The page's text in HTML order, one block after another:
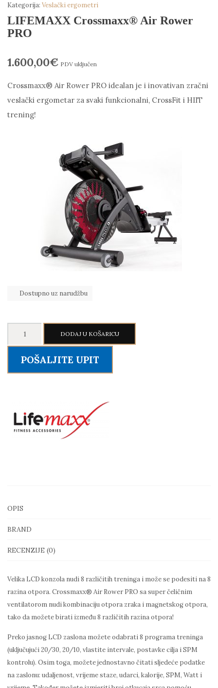
Kategorija: Veslački ergometri
LIFEMAXX Crossmaxx® Air Rower
PRO
1.600,00€ PDV uključen
Crossmaxx® Air Rower PRO idealan je i inovativan zračni
veslački ergometar za svaki funkcionalni, CrossFit i HIIT
trening!
Dostupno uz narudžbu
Crossmaxx®
Rower
DODAJ U KOŠARICU
POŠALJITE UPIT
OPIS
BRAND
RECENZIJE (0)
Velika LCD konzola nudi 8 različitih treninga i može se podesiti na 8
razina otpora. Crossmaxx® Air Rower PRO sa super čeličnim
ventilatorom nudi kombinaciju otpora zraka i magnetskog otpora,
tako da možete birati između 8 različitih razina otpora!
Preko jasnog LCD zaslona možete odabrati 8 programa treninga
(uključujući 20/30, 20/10, vlastite intervale, postavke cilja i SPM
kontrolu). Osim toga, možete jednostavno čitati sljedeće podatke
na zaslonu: udaljenost, vrijeme staze, udarci, kalorije, SPM, Watt i